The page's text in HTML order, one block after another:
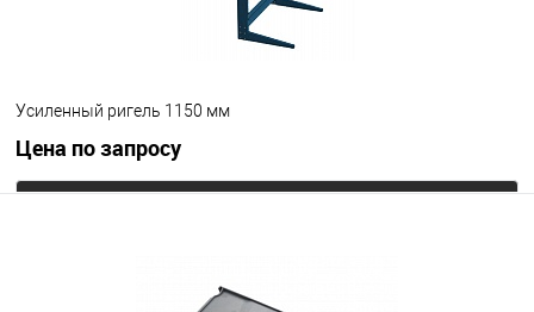
Усиленный ригель 1150 мм
Цена по запросу